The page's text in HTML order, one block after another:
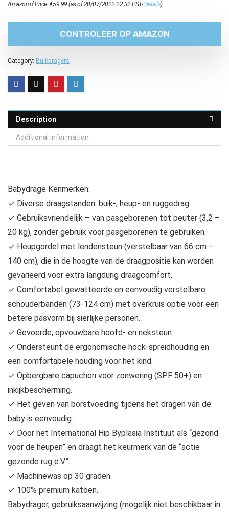
Amazon.nl Price:€59.99 (as of 20/07/2022 22:32 PST-Details)
CONTROLEER OP AMAZON
Category: Buikdragers
Description
Additional information
Babydrage Kenmerken:
✓ Diverse draagstanden: buik-, heup- en ruggedrag.
✓ Gebruiksvriendelijk – van pasgeborenen tot peuter (3,2 –
20 kg), zonder gebruik voor pasgeborenen te gebruiken.
✓ Heupgordel met lendensteun (verstelbaar van 66 cm –
140 cm), die in de hoogte van de draagpositie kan worden
gevarieerd voor extra langdurig draagcomfort.
✓ Comfortabel gewatteerde en eenvoudig verstelbare
schouderbanden (73-124 cm) met overkruis optie voor een
betere pasvorm bij sierlijke personen.
✓ Gevoerde, opvouwbare hoofd- en neksteun.
✓ Ondersteunt de ergonomische hock-spreidhouding en
een comfortabele houding voor het kind.
✓ Opbergbare capuchon voor zonwering (SPF 50+) en
inkijkbescherming.
✓ Het geven van borstvoeding tijdens het dragen van de
baby is eenvoudig.
✓ Door het International Hip Byplasia Instituut als “gezond
voor de heupen” en draagt het keurmerk van de “actie
gezonde rug e.V”.
✓ Machinewas op 30 graden.
✓ 100% premium katoen.
Babydrager, gebruiksaanwijzing (mogelijk niet beschikbaar in